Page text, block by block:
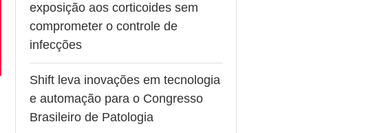
exposição aos corticoides sem
comprometer o controle de
infecções
Shift leva inovações em tecnologia
e automação para o Congresso
Brasileiro de Patologia